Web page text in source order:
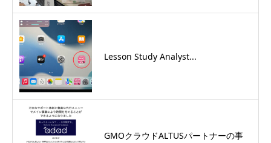
Lesson Study Analyst...
GMOクラウドALTUSパートナーの事